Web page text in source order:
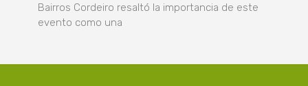
Bairros Cordeiro resaltó la importancia de este
evento como una